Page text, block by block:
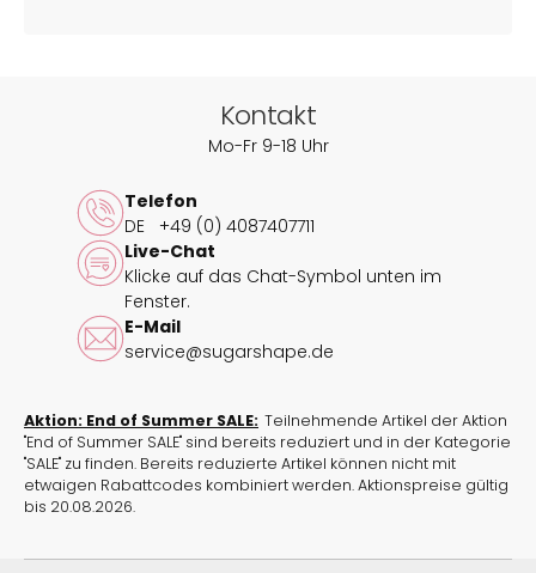
Kontakt
Mo-Fr 9-18 Uhr
Telefon
DE
+49 (0) 4087407711
Live-Chat
Klicke auf das Chat-Symbol unten im
Fenster.
E-Mail
service@sugarshape.de
Aktion: End of Summer SALE: Teilnehmende Artikel der Aktion
"End of Summer SALE" sind bereits reduziert und in der Kategorie
"SALE" zu finden. Bereits reduzierte Artikel können nicht mit
etwaigen Rabattcodes kombiniert werden. Aktionspreise gültig
bis 20.08.2026.